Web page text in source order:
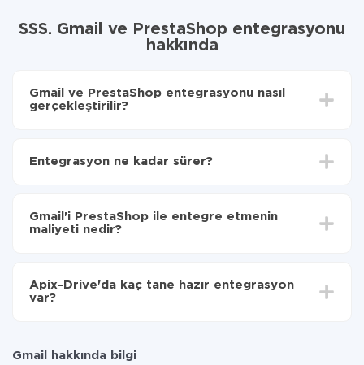
SSS. Gmail ve PrestaShop entegrasyonu
hakkında
Gmail ve PrestaShop entegrasyonu nasıl
gerçekleştirilir?
aktarılacağını seçin
PrestaShop'ye aktarılacaktır.
Entegrasyon ne kadar sürer?
olarak, 10-15 dakika sürer.
Gmail'i PrestaShop ile entegre etmenin
maliyeti nedir?
Hizmetimiz aracılığıyla yalnızca bir sisteminizden
diğerine aktarılan veri miktarı için ödeme yaparsınız.
Apix-Drive'da kaç tane hazır entegrasyon
var?
Gmail hakkında bilgi